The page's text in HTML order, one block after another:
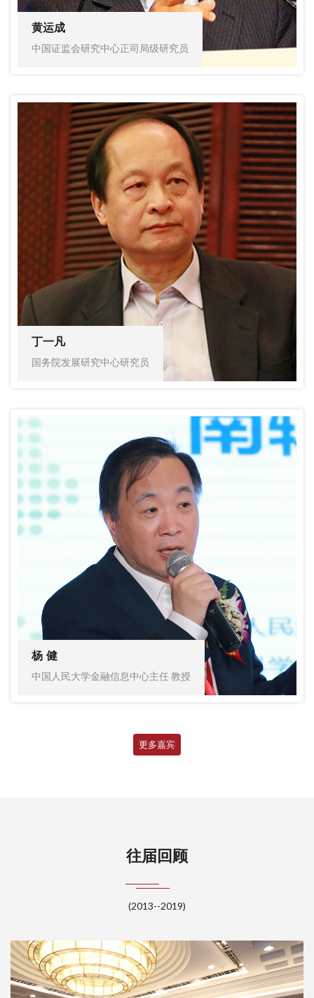
黄运成
中国证监会研究中心正司局级研究员
丁一凡
国务院发展研究中心研究员
杨 健
中国人民大学金融信息中心主任 教授
更多嘉宾
往届回顾
(2013--2019)